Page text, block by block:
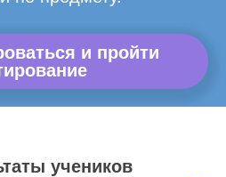
и пройти
учеников